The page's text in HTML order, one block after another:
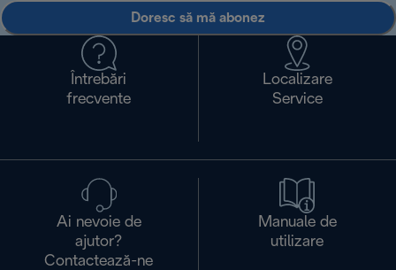
Doresc să mă abonez
Întrebări
frecvente
Localizare
Service
Ai nevoie de
ajutor?
Contactează-ne
Manuale de
utilizare